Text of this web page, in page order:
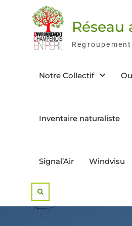
Notre Collectif
Inventaire naturaliste
Signal’Air Windvisu